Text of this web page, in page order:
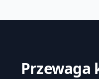
Przewaga